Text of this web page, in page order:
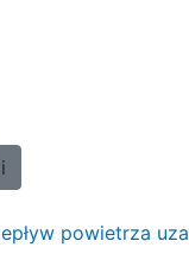
powietrza